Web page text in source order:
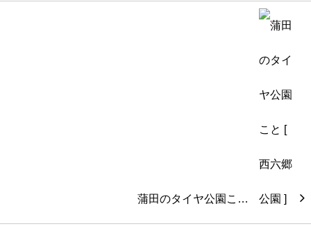
蒲田のタイヤ公園こ…